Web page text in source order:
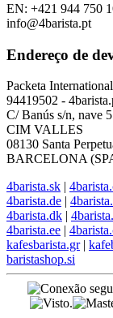
EN: +421 944 750
info@4barista.pt
Endereço de
Packeta
94419502 -
C/ Banús s/n, nave 5
CIM VALLES
08130 Santa
BARCELONA
4barista.sk |
4barista.de |
4barista.dk |
4barista.ee |
kafesbarista.gr|
baristashop.si